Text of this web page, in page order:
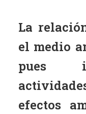
La
el medio
pues
efectos